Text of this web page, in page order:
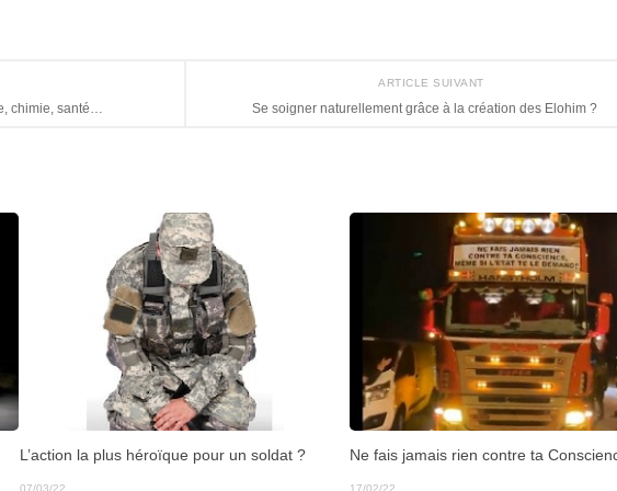
ARTICLE SUIVANT
Se soigner naturellement grâce à la création des Elohim ?
chimie, santé…
L’action la plus héroïque pour un soldat ?
07/03/22
Ne fais jamais rien contre ta
17/02/22